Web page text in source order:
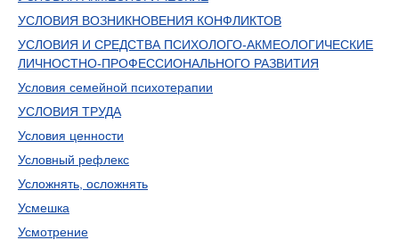
УСЛОВИЯ ВОЗНИКНОВЕНИЯ КОНФЛИКТОВ
УСЛОВИЯ И СРЕДСТВА ПСИХОЛОГО-АКМЕОЛО­ГИЧЕСКИЕ
ЛИЧНОСТНО-ПРОФЕССИОНАЛЬНОГО РАЗ­ВИТИЯ
Условия семейной психотерапии
УСЛОВИЯ ТРУДА
Условия ценности
Условный рефлекс
Усложнять, осложнять
Усмешка
Усмотрение